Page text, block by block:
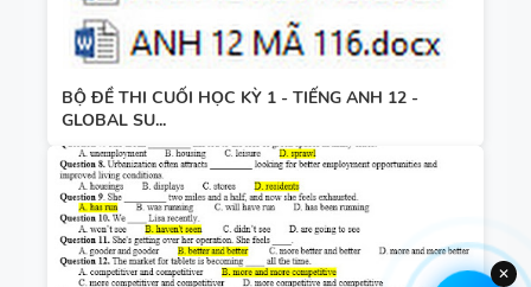
BỘ ĐỀ THI CUỐI HỌC KỲ 1 - TIẾNG ANH 12 -
GLOBAL SU...
✕